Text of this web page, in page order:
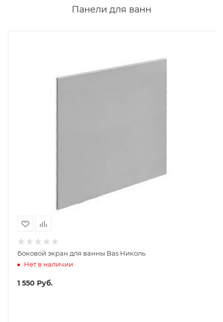
Панели для ванн
Боковой экран для ванны Bas Николь
Нет в наличии
1 550 Руб.